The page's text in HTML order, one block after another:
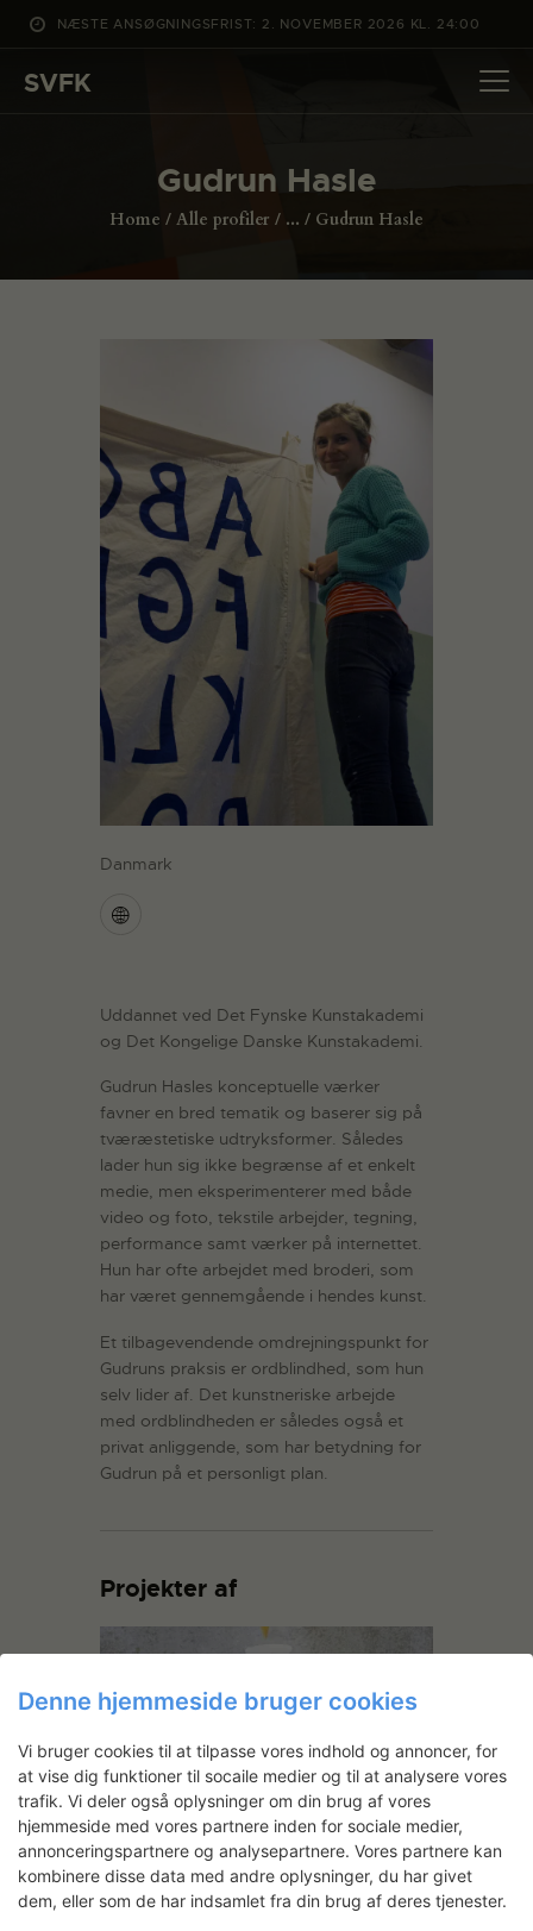
NÆSTE ANSØGNINGSFRIST: 2. NOVEMBER 2026 KL. 24:00
SVFK
Gudrun Hasle
Home Alle profiler ... Gudrun Hasle
DET SKER
ANSØG
Danmark
Uddannet ved Det Fynske Kunstakademi
og Det Kongelige Danske Kunstakademi.
Gudrun Hasles konceptuelle værker
favner en bred tematik og baserer sig på
tværæstetiske udtryksformer. Således
lader hun sig ikke begrænse af et enkelt
medie, men eksperimenterer med både
video og foto, tekstile arbejder, tegning,
performance samt værker på internettet.
Hun har ofte arbejdet med broderi, som
har været gennemgående i hendes kunst.
Et tilbagevendende omdrejningspunkt for
Gudruns praksis er ordblindhed, som hun
selv lider af. Det kunstneriske arbejde
med ordblindheden er således også et
privat anliggende, som har betydning for
Gudrun på et personligt plan.
Projekter af
My Charlhodt as a Expat
Som barn boede Gudrun Hasle i Thailand.
Kontrasten mellem en paradisisk
Denne hjemmeside bruger cookies
Vi bruger cookies til at tilpasse vores indhold og annoncer, for
at vise dig funktioner til socaile medier og til at analysere vores
trafik. Vi deler også oplysninger om din brug af vores
hjemmeside med vores partnere inden for sociale medier,
annonceringspartnere og analysepartnere. Vores partnere kan
kombinere disse data med andre oplysninger, du har givet
dem, eller som de har indsamlet fra din brug af deres tjenester.